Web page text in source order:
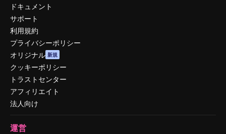
ドキュメント
サポート
利用規約
プライバシーポリシー
オリジナル 新規
クッキーポリシー
トラストセンター
アフィリエイト
法人向け
運営